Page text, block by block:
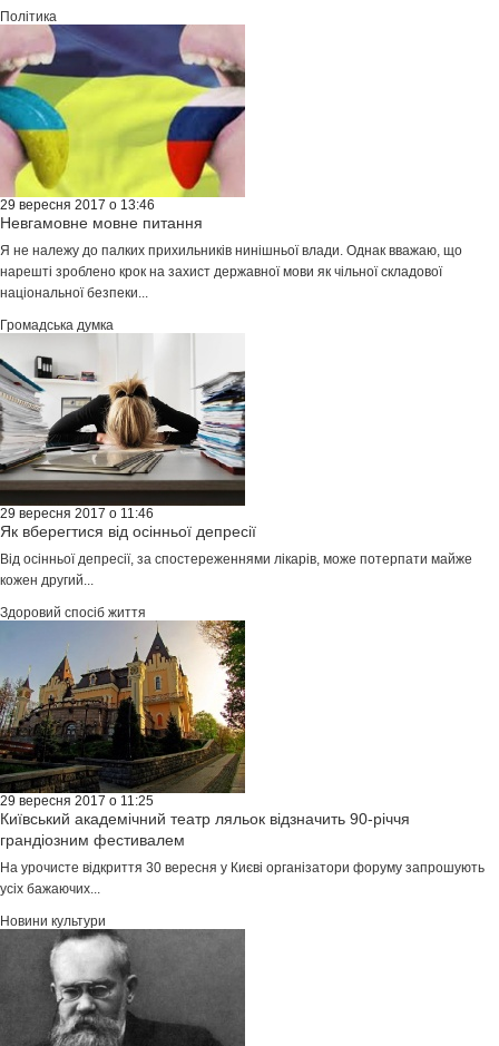
Політика
29 вересня 2017 о 13:46
Невгамовне мовне питання
Я не належу до палких прихильників нинішньої влади. Однак вважаю, що
нарешті зроблено крок на захист державної мови як чільної складової
національної безпеки...
Громадська думка
29 вересня 2017 о 11:46
Як вберегтися від осінньої депресії
Від осінньої депресії, за спостереженнями лікарів, може потерпати майже
кожен другий...
Здоровий спосіб життя
29 вересня 2017 о 11:25
Київський академічний театр ляльок відзначить 90-річчя
грандіозним фестивалем
На урочисте відкриття 30 вересня у Києві організатори форуму запрошують
усіх бажаючих...
Новини культури